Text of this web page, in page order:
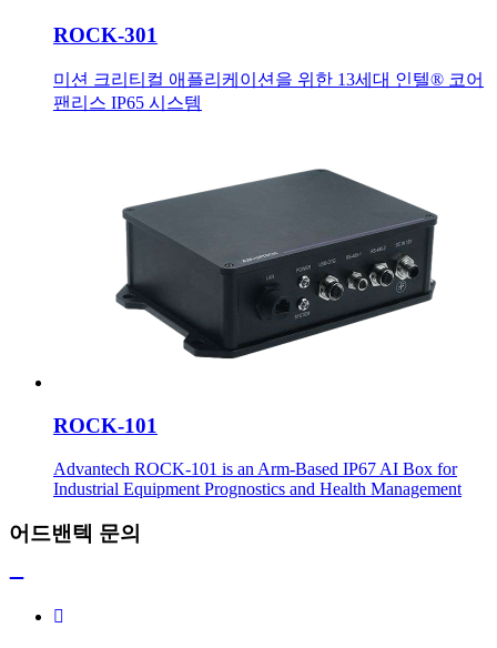
ROCK-301
미션 크리티컬 애플리케이션을 위한 13세대 인텔® 코어
팬리스 IP65 시스템
ROCK-101
Advantech ROCK-101 is an Arm-Based IP67 AI Box for
Industrial Equipment Prognostics and Health Management
어드밴텍 문의